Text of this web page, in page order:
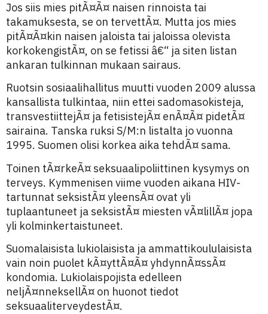
Jos siis mies pitÃ¤Ã¤ naisen rinnoista tai
takamuksesta, se on tervettÃ¤. Mutta jos mies
pitÃ¤Ã¤kin naisen jaloista tai jaloissa olevista
korkokengistÃ¤, on se fetissi â€“ ja siten listan
ankaran tulkinnan mukaan sairaus.
Ruotsin sosiaalihallitus muutti vuoden 2009 alussa
kansallista tulkintaa, niin ettei sadomasokisteja,
transvestiittejÃ¤ ja fetisistejÃ¤ enÃ¤Ã¤ pidetÃ¤
sairaina. Tanska ruksi S/M:n listalta jo vuonna
1995. Suomen olisi korkea aika tehdÃ¤ sama.
Toinen tÃ¤rkeÃ¤ seksuaalipoliittinen kysymys on
terveys. Kymmenisen viime vuoden aikana HIV-
tartunnat seksistÃ¤ yleensÃ¤ ovat yli
tuplaantuneet ja seksistÃ¤ miesten vÃ¤lillÃ¤ jopa
yli kolminkertaistuneet.
Suomalaisista lukiolaisista ja ammattikoululaisista
vain noin puolet kÃ¤yttÃ¤Ã¤ yhdynnÃ¤ssÃ¤
kondomia. Lukiolaispojista edelleen
neljÃ¤nneksellÃ¤ on huonot tiedot
seksuaaliterveydestÃ¤.